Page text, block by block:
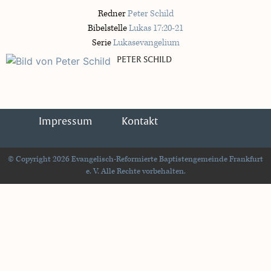
RednerPeter Schild
BibelstelleLukas 17:20-21
SerieLukasevangelium
PETER SCHILD
Impressum Kontakt
© Copyright 2026 Evangelisch-Reformierte Baptistengemeinde Frankfurt
e. V. Alle Rechte vorbehalten.